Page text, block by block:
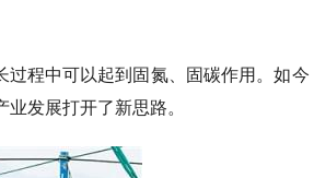
程中可以起到固氮、固碳作用。如今
发展打开了新思路。